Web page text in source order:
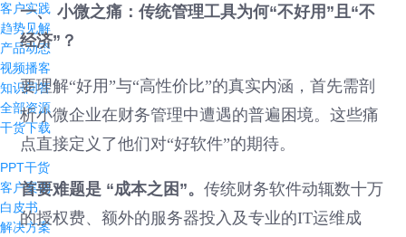
客户实践
趋势见解
产品动态
视频播客
知识问答
全部资源
干货下载
PPT干货
客户案例
白皮书
解决方案
一、 小微之痛：传统管理工具为何“不好用”且“不
经济”？
要理解“好用”与“高性价比”的真实内涵，首先需剖
析小微企业在财务管理中遭遇的普遍困境。这些痛
点直接定义了他们对“好软件”的期待。
首要难题是 “成本之困”。传统财务软件动辄数十万
的授权费、额外的服务器投入及专业的IT运维成